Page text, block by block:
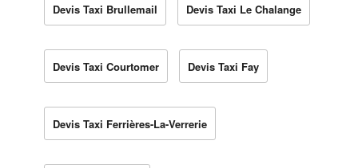
Devis Taxi Brullemail Devis Taxi Le Chalange
Devis Taxi Courtomer Devis Taxi Fay
Devis Taxi Ferrières-La-Verrerie